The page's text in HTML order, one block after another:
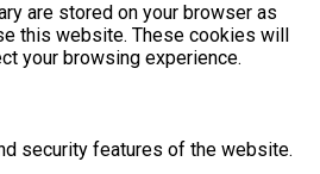
are stored on your browser as
this website. These cookies will
your browsing experience.
security features of the website.